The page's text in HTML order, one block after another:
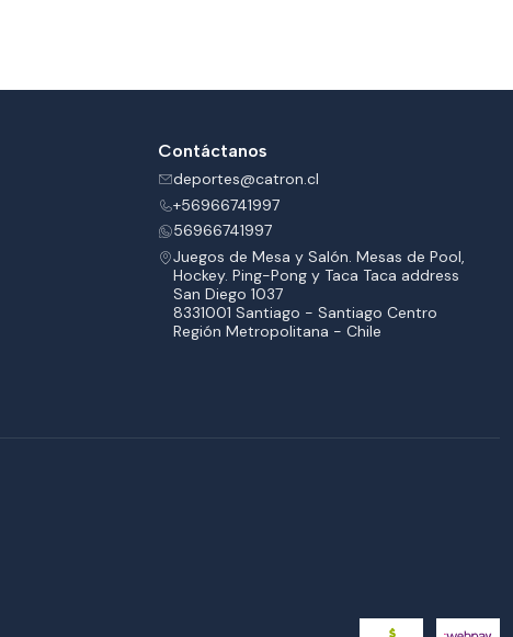
Contáctanos
deportes@catron.cl
+56966741997
56966741997
Juegos de Mesa y Salón. Mesas de Pool,
Hockey. Ping-Pong y Taca Taca address
San Diego 1037
8331001 Santiago - Santiago Centro
Región Metropolitana - Chile